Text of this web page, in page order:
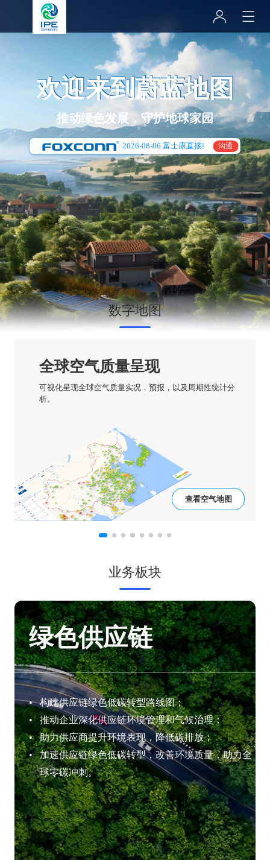
欢迎来到蔚蓝地图
推动绿色发展，守护地球家园
数据 2026-08-06 富士康直接或间接推动一家工厂
沟通
数字地图
全球空气质量呈现
可视化呈现全球空气质量实况，预报，以及周期性统计分
析。
查看空气地图
业务板块
绿色供应链
构建供应链绿色低碳转型路线图；
推动企业深化供应链环境管理和气候治理；
助力供应商提升环境表现，降低碳排放；
加速供应链绿色低碳转型，改善环境质量，助力全
球零碳冲刺。